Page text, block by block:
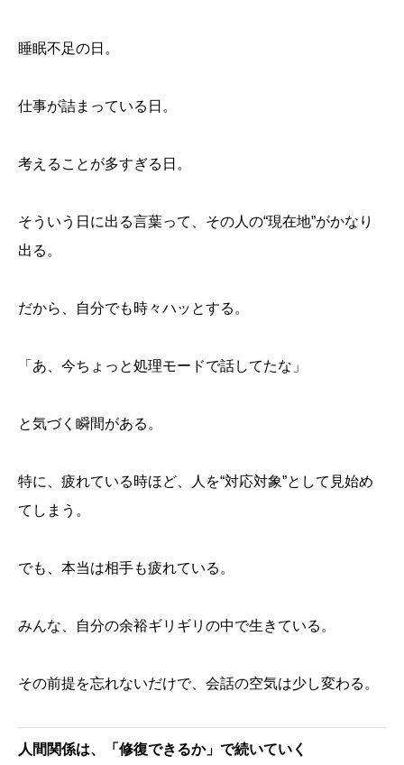
睡眠不足の日。
仕事が詰まっている日。
考えることが多すぎる日。
そういう日に出る言葉って、その人の“現在地”がかなり
出る。
だから、自分でも時々ハッとする。
「あ、今ちょっと処理モードで話してたな」
と気づく瞬間がある。
特に、疲れている時ほど、人を“対応対象”として見始め
てしまう。
でも、本当は相手も疲れている。
みんな、自分の余裕ギリギリの中で生きている。
その前提を忘れないだけで、会話の空気は少し変わる。
人間関係は、「修復できるか」で続いていく
人は、余白がなくなると「結論」を急ぎ始める
「正しいことを言う」と「安心して受け取れる」は別
忙しい日にこそ、言葉がその人の余裕を映す
人間関係は、「修復できるか」で続いていく